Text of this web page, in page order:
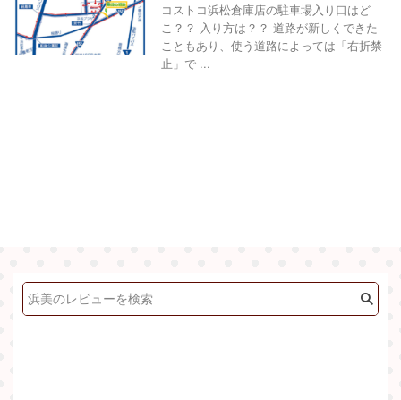
コストコ浜松倉庫店の駐車場入り口はど
こ？？ 入り方は？？ 道路が新しくできた
こともあり、使う道路によっては「右折禁
止」で ...